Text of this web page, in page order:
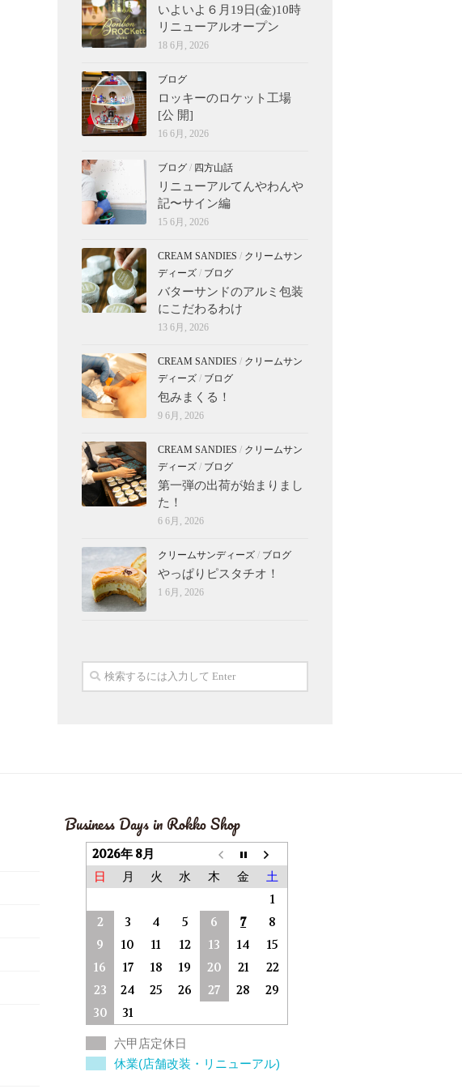
いよいよ６月19日(金)10時
リニューアルオープン
18 6月, 2026
ブログ
ロッキーのロケット工場
[公 開]
16 6月, 2026
ブログ / 四方山話
リニューアルてんやわんや
記〜サイン編
15 6月, 2026
CREAM SANDIES / クリームサン
ディーズ / ブログ
バターサンドのアルミ包装
にこだわるわけ
13 6月, 2026
CREAM SANDIES / クリームサン
ディーズ / ブログ
包みまくる！
9 6月, 2026
CREAM SANDIES / クリームサン
ディーズ / ブログ
第一弾の出荷が始まりまし
た！
6 6月, 2026
クリームサンディーズ / ブログ
やっぱりピスタチオ！
1 6月, 2026
Business Days in Rokko Shop
2026年 8月
日 月 火 水 木 金 土
1
2
3 4 5 6 7
8
9
10 11 12 13 14
15
16
17 18 19 20 21
22
23
24 25 26 27 28
29
30
31
六甲店定休日
休業(店舗改装・リニューアル)